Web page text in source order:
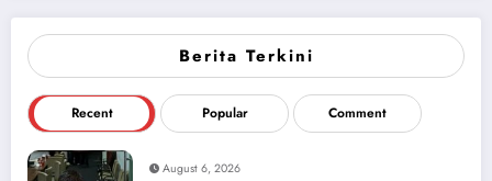
Berita Terkini
Recent Popular Comment
August 6, 2026